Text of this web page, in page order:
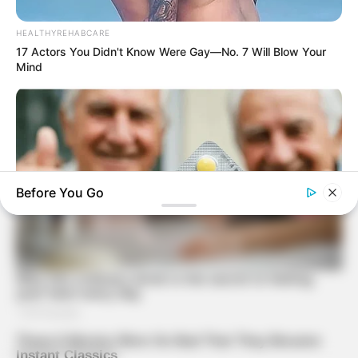
HEALTHYREHABCARE
17 Actors You Didn't Know Were Gay—No. 7 Will Blow Your
Mind
CVS Hides This $1 Generic Viagra - Here's The Aisle It's
Before You Go